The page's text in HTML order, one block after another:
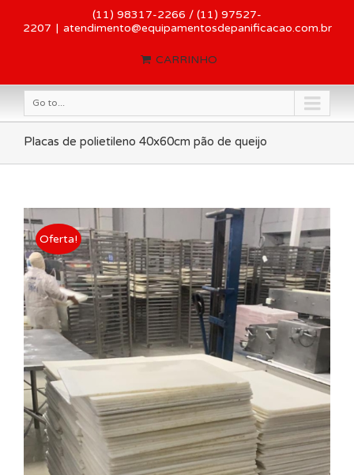
(11) 98317-2266 / (11) 97527-
2207 | atendimento@equipamentosdepanificacao.com.br
CARRINHO
Go to...
Placas de polietileno 40x60cm pão de queijo
Oferta!